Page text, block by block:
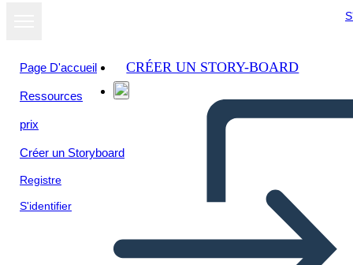
Page D'accueil
Ressources
prix
Créer un Storyboard
Registre
S'identifier
CRÉER UN STORY-BOARD